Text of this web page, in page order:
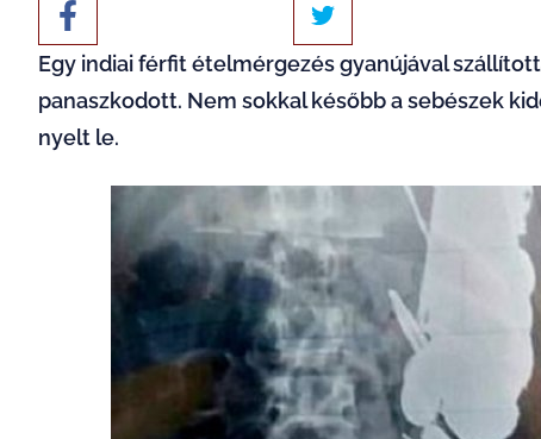
Egy indiai férfit ételmérgezés gyanújával
panaszkodott. Nem sokkal később a sebészek
nyelt le.